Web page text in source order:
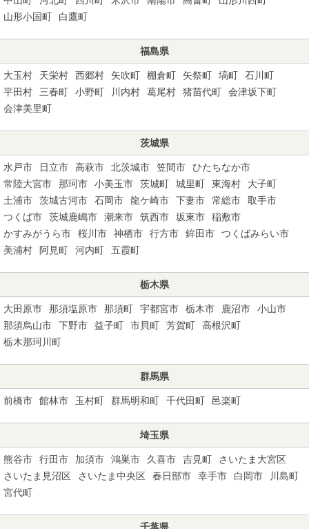
山形小国町
白鷹町
福島県
大玉村 天栄村 西郷村 矢吹町 棚倉町 矢祭町 塙町
石川町
平田村
三春町 小野町 川内村 葛尾村 猪苗代町
会津坂下町
会津美里町
茨城県
水戸市 日立市 高萩市 北茨城市 笠間市
ひたちなか市
常陸大宮市
那珂市 小美玉市 茨城町 城里町 東海村
大子町
土浦市
茨城古河市 石岡市 龍ケ崎市 下妻市 常総市
取手市
つくば市
茨城鹿嶋市 潮来市 筑西市 坂東市
稲敷市
かすみがうら市
桜川市 神栖市 行方市 鉾田市
つくばみらい市
美浦村
阿見町 河内町 五霞町
栃木県
大田原市 那須塩原市 那須町 宇都宮市 栃木市 鹿沼市
小山市
那須烏山市
下野市 益子町 市貝町 芳賀町
高根沢町
栃木那珂川町
群馬県
前橋市 館林市 玉村町 群馬明和町 千代田町 邑楽町
埼玉県
熊谷市 行田市 加須市 鴻巣市 久喜市 吉見町
さいたま大宮区
さいたま見沼区
さいたま中央区 春日部市 幸手市 白岡市
川島町
宮代町
千葉県